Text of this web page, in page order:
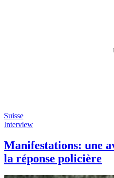
Suisse
Interview
Manifestations: une
la réponse policière